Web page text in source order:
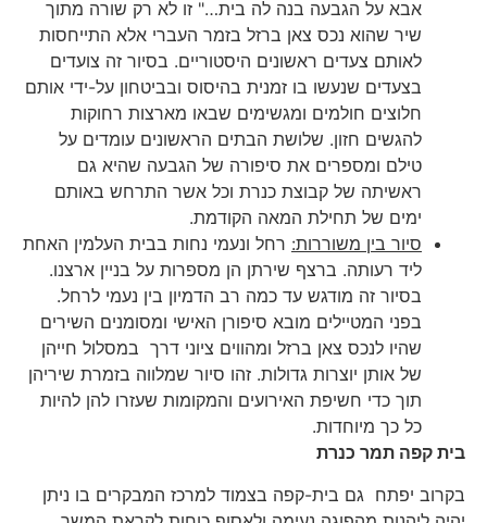
אבא על הגבעה בנה לה בית…" זו לא רק שורה מתוך
שיר שהוא נכס צאן ברזל בזמר העברי אלא התייחסות
לאותם צעדים ראשונים היסטוריים. בסיור זה צועדים
בצעדים שנעשו בו זמנית בהיסוס ובביטחון על-ידי אותם
חלוצים חולמים ומגשימים שבאו מארצות רחוקות
להגשים חזון. שלושת הבתים הראשונים עומדים על
טילם ומספרים את סיפורה של הגבעה שהיא גם
ראשיתה של קבוצת כנרת וכל אשר התרחש באותם
ימים של תחילת המאה הקודמת.
סיור בין משוררות:רחל ונעמי נחות בבית העלמין האחת
ליד רעותה. ברצף שירתן הן מספרות על בניין ארצנו.
בסיור זה מודגש עד כמה רב הדמיון בין נעמי לרחל.
בפני המטיילים מובא סיפורן האישי ומסומנים השירים
שהיו לנכס צאן ברזל ומהווים ציוני דרך במסלול חייהן
של אותן יוצרות גדולות. זהו סיור שמלווה בזמרת שיריהן
תוך כדי חשיפת האירועים והמקומות שעזרו להן להיות
כל כך מיוחדות.
בית קפה תמר כנרת
בקרוב יפתח גם בית-קפה בצמוד למרכז המבקרים בו ניתן